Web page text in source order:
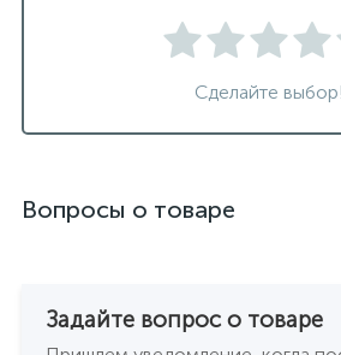
Сделайте выбор!
Вопросы о товаре
Задайте вопрос о товаре